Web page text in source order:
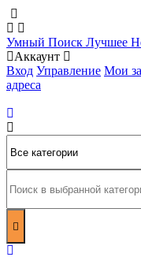
Умный Поиск Лучшее
Аккаунт
Вход Управление Мои
адреса